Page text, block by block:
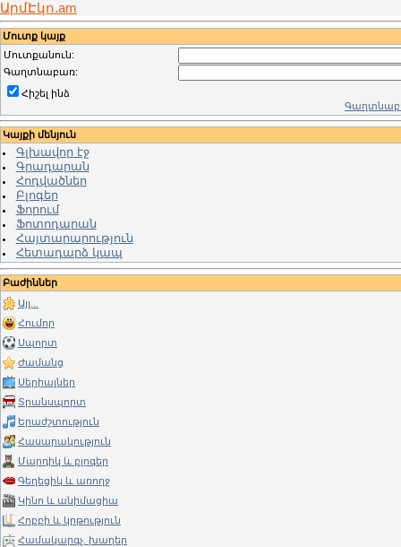
ԱրմԷկո.am
Մուտք կայք
Մուտքանուն:
Գաղտնաբառ:
Հիշել ինձ
Կայքի մենյուն
Գլխավոր էջ
Գրադարան
Հոդվածներ
Բլոգեր
Ֆորում
Ֆոտոդարան
Հայտարարություն
Հետադարձ կապ
Բաժիններ
Այլ...
Հումոր
Սպորտ
Ժամանց
Սերիալներ
Տրանսպորտ
Երաժշտություն
Հասարակություն
Մարդիկ և բլոգեր
Գեղեցիկ և առողջ
Կինո և անիմացիա
Հոբբի և կրթություն
Համակարգչ. խաղեր